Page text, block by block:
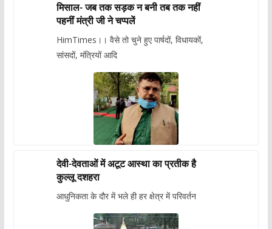
मिसाल- जब तक सड़क न बनी तब तक नहीं
पहनीं मंत्री जी ने चप्पलें
HimTimes।। वैसे तो चुने हुए पार्षदों, विधायकों,
सांसदों, मंत्रियों आदि
देवी-देवताओं में अटूट आस्था का प्रतीक है
कुल्लू दशहरा
आधुनिकता के दौर में भले ही हर क्षेत्र में परिवर्तन